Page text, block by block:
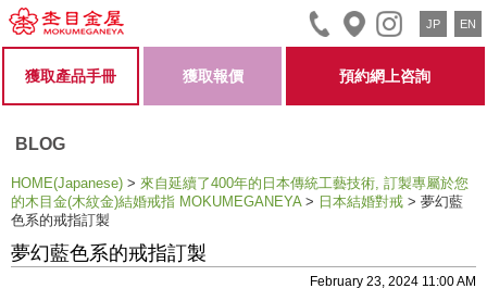
獲取產品手冊 獲取報價 預約網上咨詢
JP EN
BLOG
HOME(Japanese) > 來自延續了400年的日本傳統工藝技術, 訂製專屬於您
的木目金(木紋金)結婚戒指 MOKUMEGANEYA > 日本結婚對戒 > 夢幻藍
色系的戒指訂製
夢幻藍色系的戒指訂製
February 23, 2024 11:00 AM